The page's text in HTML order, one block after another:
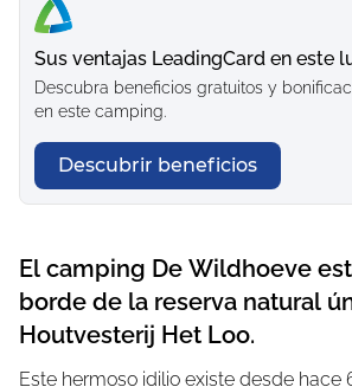
Sus ventajas LeadingCard en este
Descubra beneficios gratuitos y
en este camping.
Descubrir beneficios
El camping De Wildhoeve
borde de la reserva natural
Houtvesterij Het Loo.
Este hermoso idilio existe desde hace